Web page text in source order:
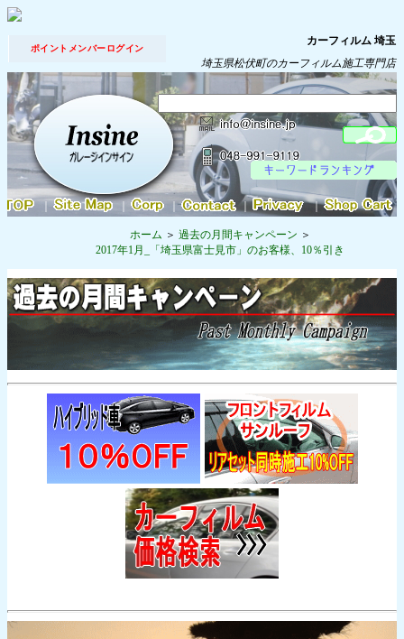
ポイントメンバーログイン
カーフィルム 埼玉
埼玉県松伏町のカーフィルム施工専門店
｜ ｜ ｜
ホーム
過去の月間キャンペーン
2017年1月_「埼玉県富士見市」のお客様、10％引き